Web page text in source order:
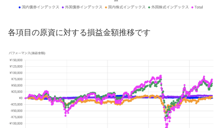
各項目の原資に対する損益金額推移です